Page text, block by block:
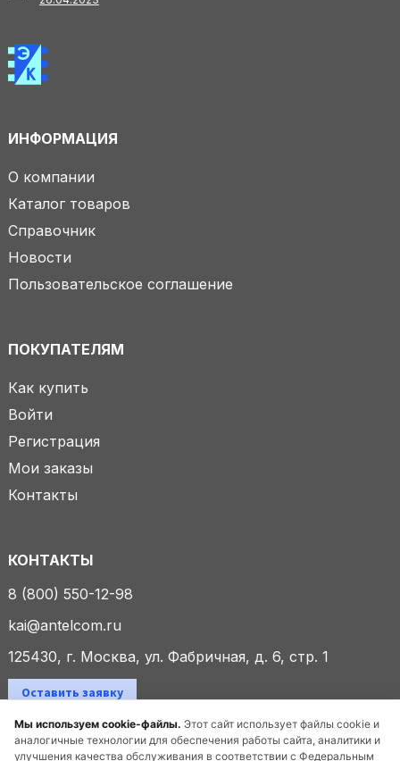
Мы используем cookie-файлы. Этот сайт использует файлы cookie и
аналогичные технологии для обеспечения работы сайта, аналитики и
улучшения качества обслуживания в соответствии с Федеральным
ИНФОРМАЦИЯ
О компании
Каталог товаров
Справочник
Новости
Пользовательское соглашение
ПОКУПАТЕЛЯМ
Как купить
Войти
Регистрация
Мои заказы
Контакты
КОНТАКТЫ
8 (800) 550-12-98
kai@antelcom.ru
125430, г. Москва, ул. Фабричная, д. 6, стр. 1
Оставить заявку